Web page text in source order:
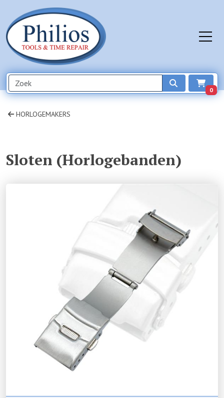
0
HORLOGEMAKERS
Sloten (Horlogebanden)